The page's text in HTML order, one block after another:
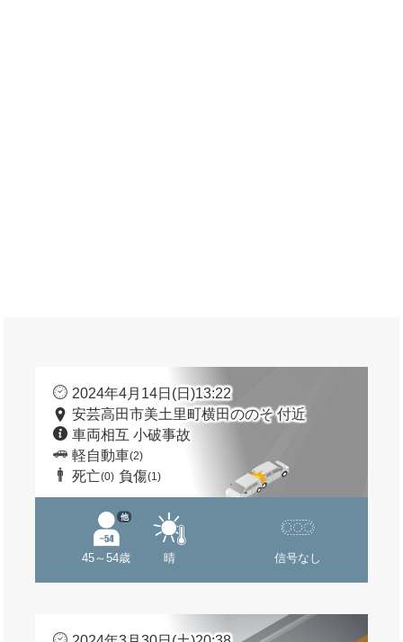
2024年4月14日(日)13:22
安芸高田市美土里町横田ののそ 付近
車両相互 小破事故
軽自動車(2)
死亡(0) 負傷(1)
45～54歳
他
晴 信号なし